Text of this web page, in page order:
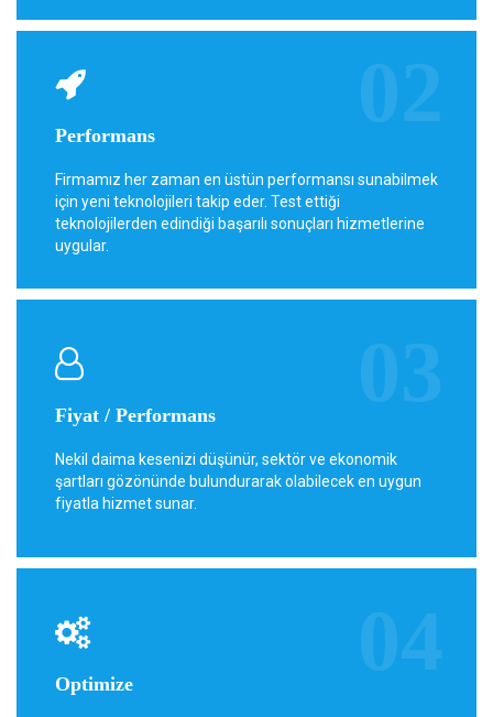
Performans
Firmamız her zaman en üstün performansı sunabilmek
için yeni teknolojileri takip eder. Test ettiği
teknolojilerden edindiği başarılı sonuçları hizmetlerine
uygular.
Fiyat / Performans
Nekil daima kesenizi düşünür, sektör ve ekonomik
şartları gözönünde bulundurarak olabilecek en uygun
fiyatla hizmet sunar.
Optimize